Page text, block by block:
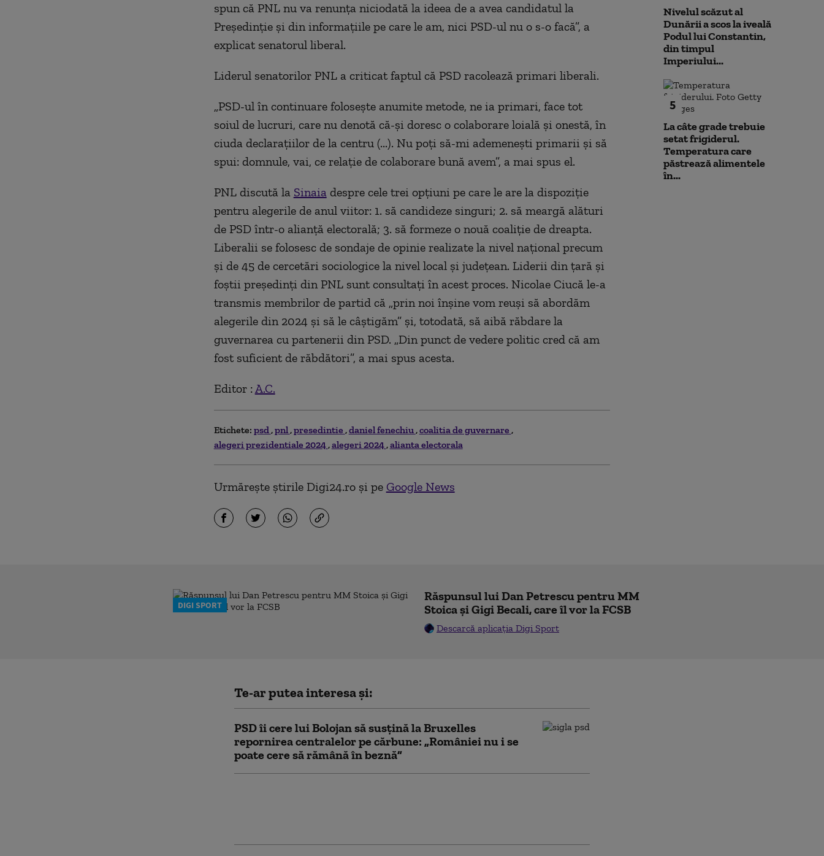
spun că PNL nu va renunţa niciodată la ideea de a avea candidatul la
Preşedinţie şi din informaţiile pe care le am, nici PSD-ul nu o s-o facă”, a
explicat senatorul liberal.
Liderul senatorilor PNL a criticat faptul că PSD racolează primari liberali.
„PSD-ul în continuare foloseşte anumite metode, ne ia primari, face tot
soiul de lucruri, care nu denotă că-şi doresc o colaborare loială şi onestă, în
ciuda declaraţiilor de la centru (...). Nu poţi să-mi ademeneşti primarii şi să
spui: domnule, vai, ce relaţie de colaborare bună avem”, a mai spus el.
PNL discută la Sinaiadespre cele trei opțiuni pe care le are la dispoziție
pentru alegerile de anul viitor: 1. să candideze singuri; 2. să meargă alături
de PSD într-o alianță electorală; 3. să formeze o nouă coaliție de dreapta.
Liberalii se folosesc de sondaje de opinie realizate la nivel național precum
și de 45 de cercetări sociologice la nivel local și județean. Liderii din țară și
foștii președinți din PNL sunt consultați în acest proces. Nicolae Ciucă le-a
transmis membrilor de partid că „prin noi înșine vom reuși să abordăm
alegerile din 2024 și să le câștigăm” și, totodată, să aibă răbdare la
guvernarea cu partenerii din PSD. „Din punct de vedere politic cred că am
fost suficient de răbdători”, a mai spus acesta.
Editor : A.C.
Etichete: psd pnl presedintie daniel fenechiu coalitia de guvernare
alegeri prezidentiale 2024 alegeri 2024 alianta electorala
Urmărește știrile Digi24.ro și pe Google News
Nivelul scăzut al
Dunării a scos la iveală
Podul lui Constantin,
din timpul
Imperiului...
5
La câte grade trebuie
setat frigiderul.
Temperatura care
păstrează alimentele
în...
DIGI SPORT
Răspunsul lui Dan Petrescu pentru MM
Stoica și Gigi Becali, care îl vor la FCSB
Descarcă aplicația Digi Sport
Te-ar putea interesa și:
PSD îi cere lui Bolojan să susțină la Bruxelles
repornirea centralelor pe cărbune: „României nu i se
poate cere să rămână în beznă”